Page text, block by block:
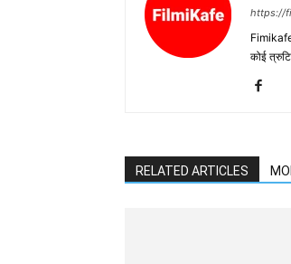
https://
Fimikafe
कोई
RELATED ARTICLES